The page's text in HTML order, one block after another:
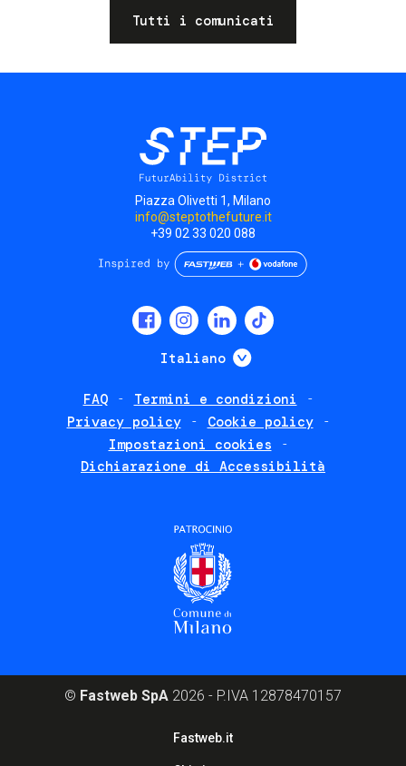
Tutti i comunicati
Piazza Olivetti 1, Milano
info@steptothefuture.it
+39 02 33 020 088
Italiano Mostra ulteriori
FAQ
Termini e condizioni
Privacy policy
Cookie policy
Impostazioni cookies
Dichiarazione di Accessibilità
© Fastweb SpA 2026 - P.IVA 12878470157
Fastweb.it